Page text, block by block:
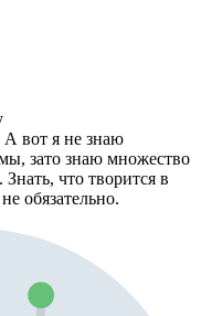
вот я не знаю
зато знаю множество
что творится в
обязательно.